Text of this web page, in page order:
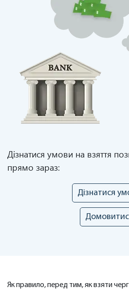
Дізнатися умови на взяття
прямо зараз:
Дізнатися
Як правило, перед тим, як взяти